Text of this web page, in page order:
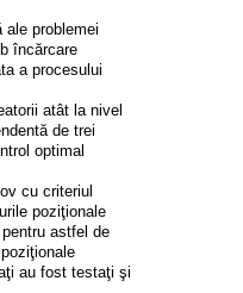
problemei
încărcare
a procesului
atât la nivel
de trei
optimal
cu criteriul
poziţionale
astfel de
au fost testaţi şi